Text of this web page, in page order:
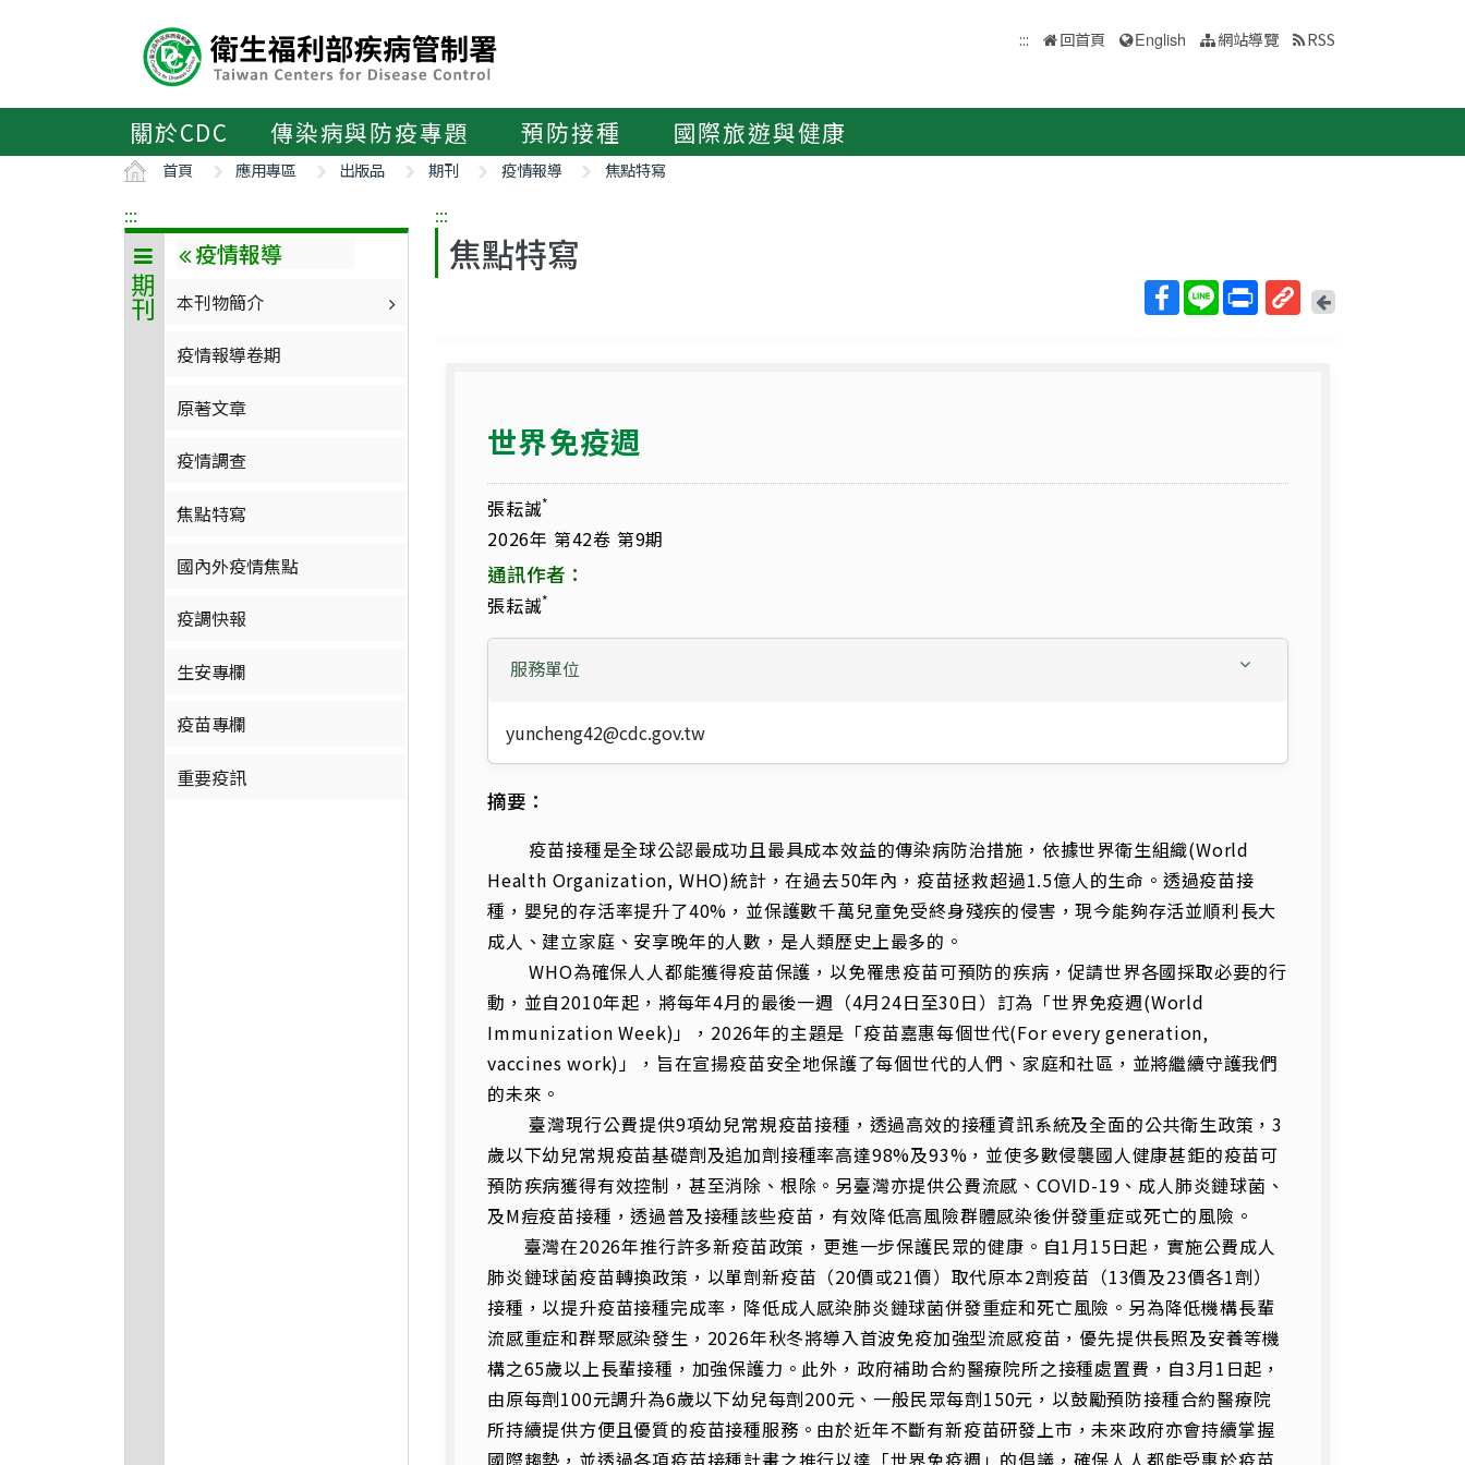
區
::: 回首頁 English 網站導覽 RSS
關於CDC 傳染病與防疫專題 預防接種 國際旅遊與健康
首頁 應用專區 出版品 期刊 疫情報導 焦點特寫
:::
期刊
疫情報導
本刊物簡介
疫情報導卷期
原著文章
疫情調查
焦點特寫
國內外疫情焦點
疫調快報
生安專欄
疫苗專欄
重要疫訊
:::
焦點特寫
回
上
世界免疫週
張耘誠*
2026年 第42卷 第9期
通訊作者：
張耘誠*
服務單位
yuncheng42@cdc.gov.tw
摘要：
疫苗接種是全球公認最成功且最具成本效益的傳染病防治措施，依據世界衛生組織(World
Health Organization, WHO)統計，在過去50年內，疫苗拯救超過1.5億人的生命。透過疫苗接
種，嬰兒的存活率提升了40%，並保護數千萬兒童免受終身殘疾的侵害，現今能夠存活並順利長大
成人、建立家庭、安享晚年的人數，是人類歷史上最多的。
WHO為確保人人都能獲得疫苗保護，以免罹患疫苗可預防的疾病，促請世界各國採取必要的行
動，並自2010年起，將每年4月的最後一週（4月24日至30日）訂為「世界免疫週(World
Immunization Week)」，2026年的主題是「疫苗嘉惠每個世代(For every generation,
vaccines work)」，旨在宣揚疫苗安全地保護了每個世代的人們、家庭和社區，並將繼續守護我們
的未來。
臺灣現行公費提供9項幼兒常規疫苗接種，透過高效的接種資訊系統及全面的公共衛生政策，3
歲以下幼兒常規疫苗基礎劑及追加劑接種率高達98%及93%，並使多數侵襲國人健康甚鉅的疫苗可
預防疾病獲得有效控制，甚至消除、根除。另臺灣亦提供公費流感、COVID-19、成人肺炎鏈球菌、
及M痘疫苗接種，透過普及接種該些疫苗，有效降低高風險群體感染後併發重症或死亡的風險。
臺灣在2026年推行許多新疫苗政策，更進一步保護民眾的健康。自1月15日起，實施公費成人
肺炎鏈球菌疫苗轉換政策，以單劑新疫苗（20價或21價）取代原本2劑疫苗（13價及23價各1劑）
接種，以提升疫苗接種完成率，降低成人感染肺炎鏈球菌併發重症和死亡風險。另為降低機構長輩
流感重症和群聚感染發生，2026年秋冬將導入首波免疫加強型流感疫苗，優先提供長照及安養等機
構之65歲以上長輩接種，加強保護力。此外，政府補助合約醫療院所之接種處置費，自3月1日起，
由原每劑100元調升為6歲以下幼兒每劑200元、一般民眾每劑150元，以鼓勵預防接種合約醫療院
所持續提供方便且優質的疫苗接種服務。由於近年不斷有新疫苗研發上市，未來政府亦會持續掌握
國際趨勢，並透過各項疫苗接種計畫之推行以達「世界免疫週」的倡議，確保人人都能受惠於疫苗